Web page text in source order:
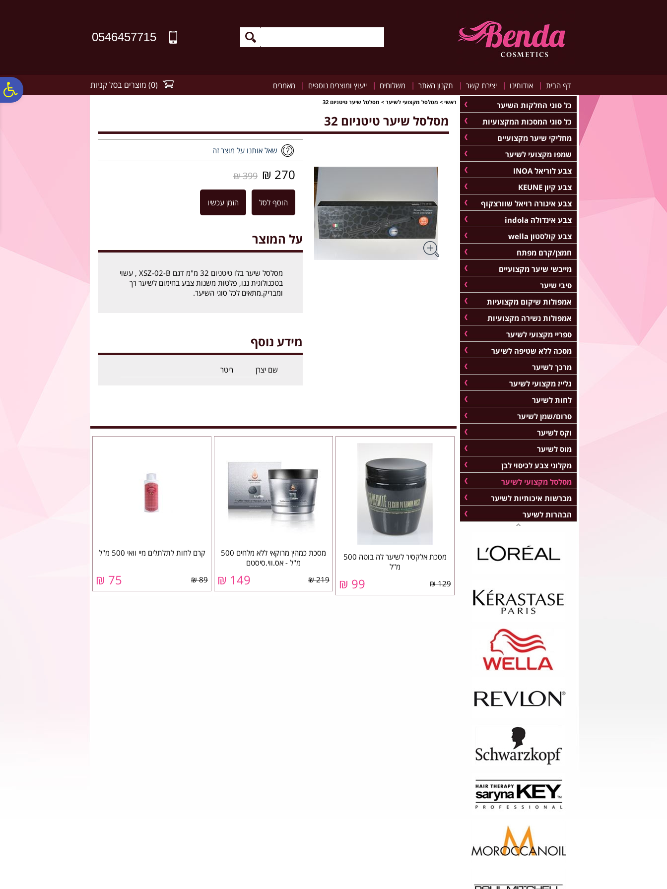
0546457715
דף הבית | אודותינו | יצירת קשר | תקנון האתר | משלוחים | ייעוץ ומוצרים נוספים | מאמרים (
0
) מוצרים בסל קניות
ראשי > מסלסל מקצועי לשיער > מסלסל שיער טיטניום 32
מסלסל שיער טיטניום 32
שאל אותנו על מוצר זה
270 ₪
399 ₪
הוסף לסל הזמן עכשיו
על המוצר
מסלסל שיער בלו טיטניום 32 מ"מ דגם XSZ-02-B , עשוי
בטכנולוגית ננו, פלטות משנות צבע בחימום לשיער רך
ומבריק.מתאים לכל סוגי השיער.
מידע נוסף
שם יצרן ריטר
מסכת אלקסיר לשיער לה בוטה 500
מ"ל
129 ₪
99 ₪
מסכת כמהין מרוקאי ללא מלחים 500
מ''ל - אס.ווי.סיסטם
219 ₪
149 ₪
קרם לחות לתלתלים מיי וואי 500 מ"ל
89 ₪
75 ₪
כל סוגי החלקות השיער
כל סוגי המסכות המקצועיות
מחליקי שיער מקצועיים
שמפו מקצועי לשיער
צבע לוריאל INOA
צבע קיון KEUNE
צבע איגורה רויאל שוורצקוף
צבע אינדולה indola
צבע קולסטון wella
חמצן/קרם מפתח
מייבשי שיער מקצועיים
סיבי שיער
אמפולות שיקום מקצועיות
אמפולות נשירה מקצועיות
ספריי מקצועי לשיער
מסכה ללא שטיפה לשיער
מרכך לשיער
גלייז מקצועי לשיער
לחות לשיער
סרום/שמן לשיער
וקס לשיער
מוס לשיער
מקלוני צבע לכיסוי לבן
מסלסל מקצועי לשיער
מברשות איכותיות לשיער
הבהרות לשיער